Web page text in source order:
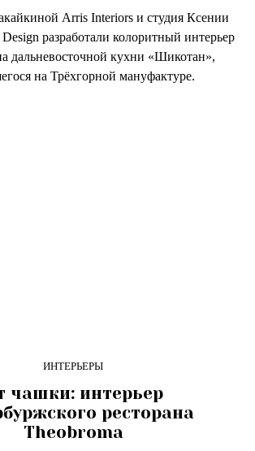
Arris Interiors и студия Ксении
разработали колоритный интерьер
дальневосточной кухни «Шикотан»,
на Трёхгорной мануфактуре.
ИНТЕРЬЕРЫ
чашки: интерьер
ресторана
Theobroma